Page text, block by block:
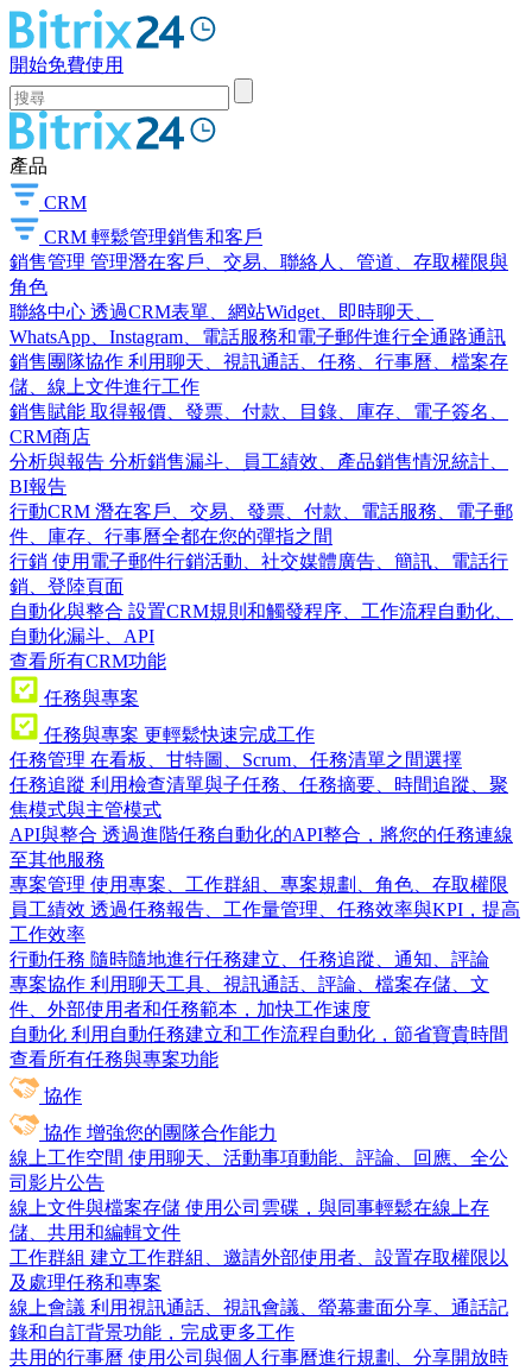
開始免費使用
產品
CRM
CRM 輕鬆管理銷售和客戶
銷售管理 管理潛在客戶、交易、聯絡人、管道、存取權限與
角色
聯絡中心 透過CRM表單、網站Widget、即時聊天、
WhatsApp、Instagram、電話服務和電子郵件進行全通路通訊
銷售團隊協作 利用聊天、視訊通話、任務、行事曆、檔案存
儲、線上文件進行工作
銷售賦能 取得報價、發票、付款、目錄、庫存、電子簽名、
CRM商店
分析與報告 分析銷售漏斗、員工績效、產品銷售情況統計、
BI報告
行動CRM 潛在客戶、交易、發票、付款、電話服務、電子郵
件、庫存、行事曆全都在您的彈指之間
行銷 使用電子郵件行銷活動、社交媒體廣告、簡訊、電話行
銷、登陸頁面
自動化與整合 設置CRM規則和觸發程序、工作流程自動化、
自動化漏斗、API
查看所有CRM功能
任務與專案
任務與專案 更輕鬆快速完成工作
任務管理 在看板、甘特圖、Scrum、任務清單之間選擇
任務追蹤 利用檢查清單與子任務、任務摘要、時間追蹤、聚
焦模式與主管模式
API與整合 透過進階任務自動化的API整合，將您的任務連線
至其他服務
專案管理 使用專案、工作群組、專案規劃、角色、存取權限
員工績效 透過任務報告、工作量管理、任務效率與KPI，提高
工作效率
行動任務 隨時隨地進行任務建立、任務追蹤、通知、評論
專案協作 利用聊天工具、視訊通話、評論、檔案存儲、文
件、外部使用者和任務範本，加快工作速度
自動化 利用自動任務建立和工作流程自動化，節省寶貴時間
查看所有任務與專案功能
協作
協作 增強您的團隊合作能力
線上工作空間 使用聊天、活動事項動能、評論、回應、全公
司影片公告
線上文件與檔案存儲 使用公司雲碟，與同事輕鬆在線上存
儲、共用和編輯文件
工作群組 建立工作群組、邀請外部使用者、設置存取權限以
及處理任務和專案
線上會議 利用視訊通話、視訊會議、螢幕畫面分享、通話記
錄和自訂背景功能，完成更多工作
共用的行事曆 使用公司與個人行事曆進行規劃、分享開放時